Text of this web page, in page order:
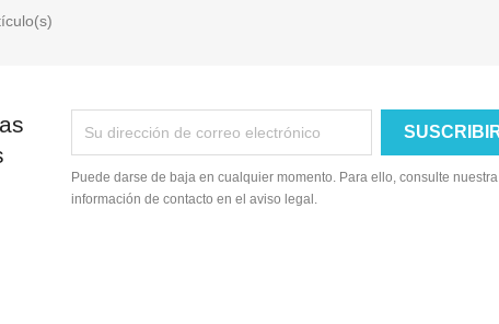
Puede darse de baja en cualquier momento. Para ello, consulte nuestra
información de contacto en el aviso legal.